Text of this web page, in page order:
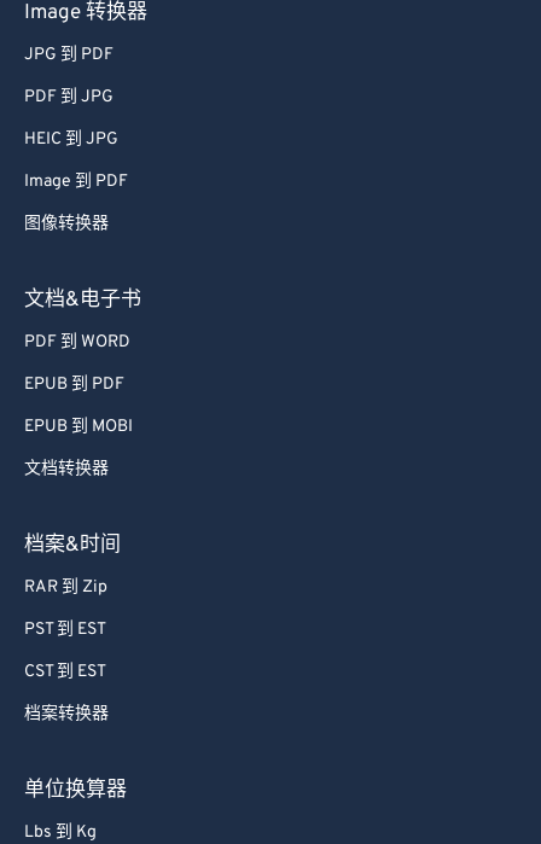
Image 转换器
JPG 到 PDF
PDF 到 JPG
HEIC 到 JPG
Image 到 PDF
图像转换器
文档&电子书
PDF 到 WORD
EPUB 到 PDF
EPUB 到 MOBI
文档转换器
档案&时间
RAR 到 Zip
PST 到 EST
CST 到 EST
档案转换器
单位换算器
Lbs 到 Kg